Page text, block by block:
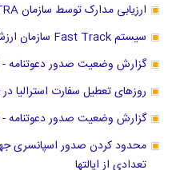
ارزیابی مدارک توسط سازمان TRA
سیستم Fast Track سازمان ارزشیابی مهندسین استرالیا
گزارش وضعیت صدور دعوتنامه -
روزهای تعطیل سفارت استرالیا در
گزارش وضعیت صدور دعوتنامه -
تعدادی از ایالتها